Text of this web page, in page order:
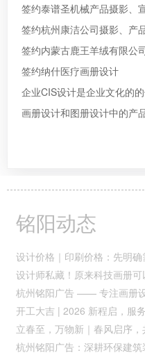
签约泰谱圣机械产品摄影、
签约内蒙古鹿王羊绒有限公
签约纳什医疗画册设计
企业CIS设计是企业文化的
画册设计和图册设计中的产
铭阳动态
设计价格｜印刷价格：先明
设计师私藏！原来科技画册可
开工大吉 | 2026 新程启，服
立春至，万物新｜春风启序，